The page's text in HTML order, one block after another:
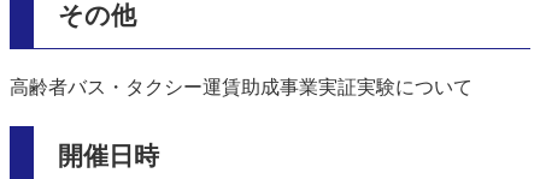
その他
高齢者バス・タクシー運賃助成事業実証実験について
開催日時